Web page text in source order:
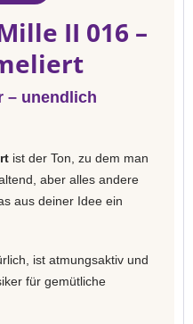
II 016 –
– unendlich
ist der Ton, zu dem man
aber alles andere
aus deiner Idee ein
ist atmungsaktiv und
für gemütliche